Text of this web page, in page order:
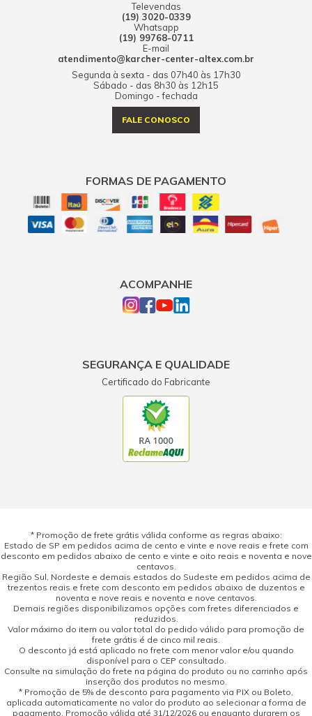
Televendas
(19) 3020-0339
Whatsapp
(19) 99768-0711
E-mail
atendimento@karcher-center-altex.com.br
Segunda à sexta - das 07h40 às 17h30
Sábado - das 8h30 às 12h15
Domingo - fechada
FALE CONOSCO
FORMAS DE PAGAMENTO
ACOMPANHE
SEGURANÇA E QUALIDADE
Certificado do Fabricante
* Promoção de frete grátis válida conforme as regras abaixo:
Estado de SP em pedidos acima de cento e vinte e nove reais e frete com
desconto em pedidos abaixo de cento e vinte e oito reais e noventa e nove
centavos.
Região Sul, Nordeste e demais estados do Sudeste em pedidos acima de
trezentos reais e frete com desconto em pedidos abaixo de duzentos e
noventa e nove reais e noventa e nove centavos.
Demais regiões disponibilizamos opções com fretes diferenciados e
reduzidos.
Valor máximo do item ou valor total do pedido válido para promoção de
frete grátis é de cinco mil reais.
O desconto já está aplicado no frete com menor valor e/ou quando
disponível para o CEP consultado.
Consulte na simulação do frete na página do produto ou no carrinho após
inserção dos produtos no mesmo.
* Promoção de 5% de desconto para pagamento via PIX ou Boleto,
aplicada automaticamente no valor do produto ao selecionar a forma de
pagamento. Promoção válida até 31/12/2026 ou enquanto durarem os